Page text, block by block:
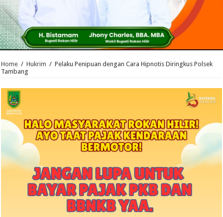
Home / Hukrim / Pelaku Penipuan dengan Cara Hipnotis Diringkus Polsek
Tambang